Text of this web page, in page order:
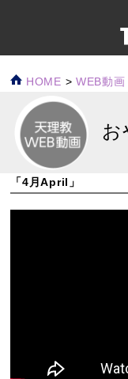
HOME > WEB動画
「4月April」